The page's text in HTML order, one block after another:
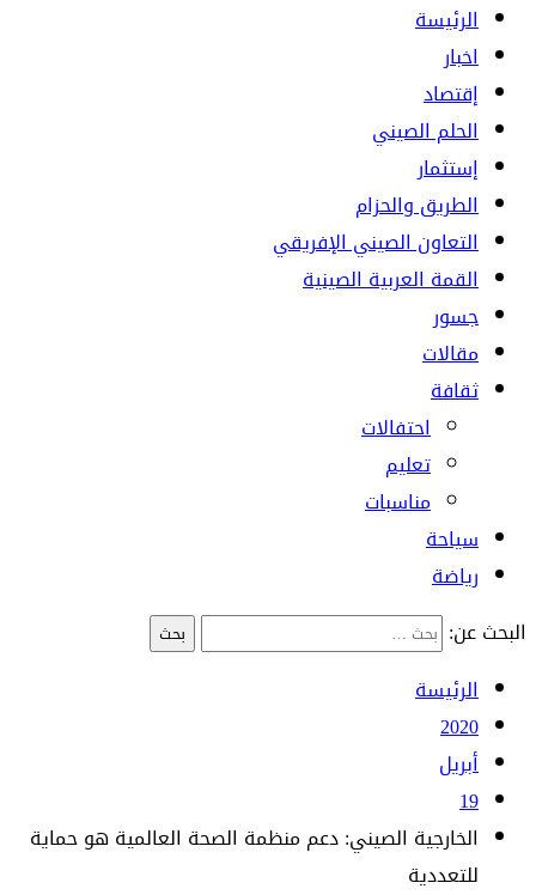
الرئيسة
اخبار
إقتصاد
الحلم الصيني
إستثمار
الطريق والحزام
التعاون الصيني الإفريقي
القمة العربية الصينية
جسور
مقالات
ثقافة
احتفالات
تعليم
مناسبات
سياحة
رياضة
البحث عن:
الرئيسة
2020
أبريل
19
الخارجية الصيني: دعم منظمة الصحة العالمية هو حماية
للتعددية